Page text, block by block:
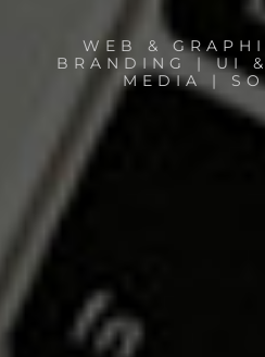
WEB &
BRANDING | UI
MEDIA |